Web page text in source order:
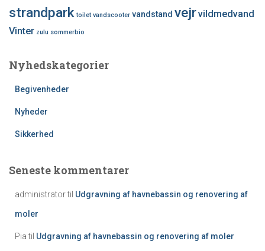
strandpark toilet vandscooter vandstand vejrvildmedvand
Vinter zulu sommerbio
Nyhedskategorier
Begivenheder
Nyheder
Sikkerhed
Seneste kommentarer
administratortil Udgravning af havnebassin og renovering af
moler
Piatil Udgravning af havnebassin og renovering af moler